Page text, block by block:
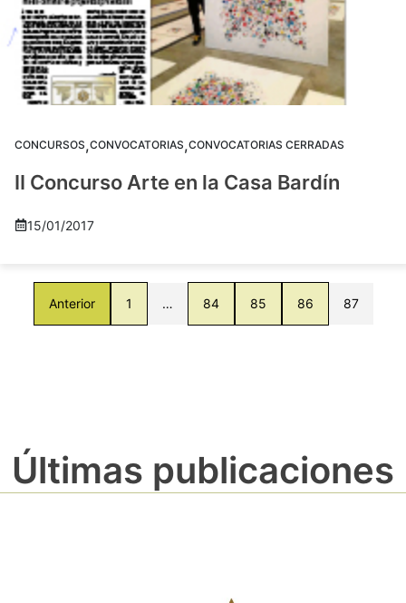
CONCURSOS,CONVOCATORIAS,CONVOCATORIAS CERRADAS
II Concurso Arte en la Casa Bardín
15/01/2017
Anterior 1 … 84 85 86 87
Últimas publicaciones